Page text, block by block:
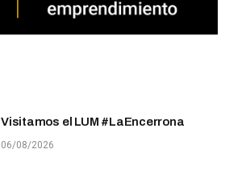
Visitamos el LUM #LaEncerrona
06/08/2026